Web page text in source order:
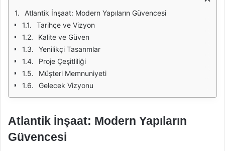
Atlantik İnşaat: Modern Yapıların Güvencesi
Tarihçe ve Vizyon
Kalite ve Güven
Yenilikçi Tasarımlar
Proje Çeşitliliği
Müşteri Memnuniyeti
Gelecek Vizyonu
Atlantik İnşaat: Modern Yapıların
Güvencesi